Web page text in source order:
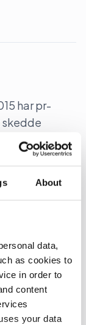
About
data,
as cookies to
in order to
content
your data
har pr-
under
siffror.